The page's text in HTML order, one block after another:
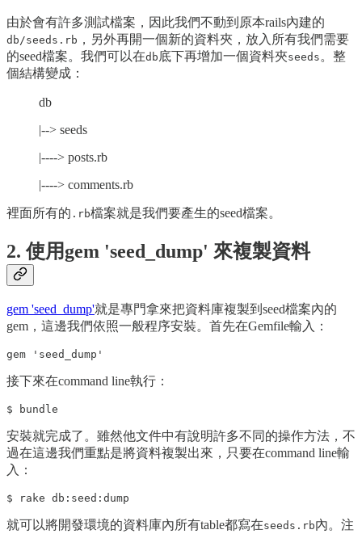
由於會有許多測試檔案，因此我們不動到原本rails內建的
db/seeds.rb ，另外再開一個新的資料夾，放入所有我們需要
的seed檔案。我們可以在db 底下再增加一個資料夾seeds 。整
個結構變成：
db
|--> seeds
|----> posts.rb
|----> comments.rb
裡面所有的 .rb檔案就是我們要產生的seed檔案。
2. 使用gem 'seed_dump' 來複製資料
gem 'seed_dump'就是專門拿來把資料庫複製到seed檔案內的
gem，這邊我們依照一般程序安裝。首先在Gemfile輸入：
接下來在command line執行：
安裝就完成了。雖然他文件中有說明許多不同的操作方法，不
過在這邊我們重點是將資料複製出來，只要在command line輸
入：
就可以將開發環境的資料庫內所有table都寫在seeds.rb內。注